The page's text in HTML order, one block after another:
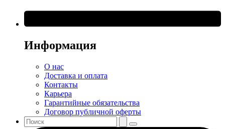
Информация
О нас
Доставка и оплата
Контакты
Карьера
Гарантийные обязательства
Договор публичной оферты